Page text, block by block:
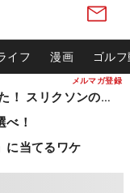
メルマガ登録
イフ 漫画 ゴル
『4』が消え『R』が加わった！ スリクソンの新作
！
に当てるワケ